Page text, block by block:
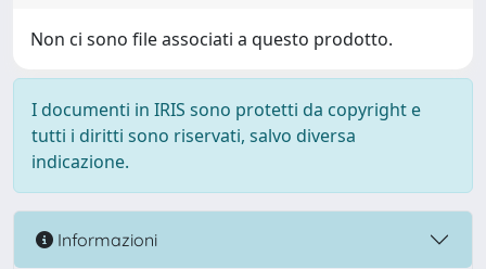
Non ci sono file associati a questo prodotto.
I documenti in IRIS sono protetti da copyright e
tutti i diritti sono riservati, salvo diversa
indicazione.
Informazioni